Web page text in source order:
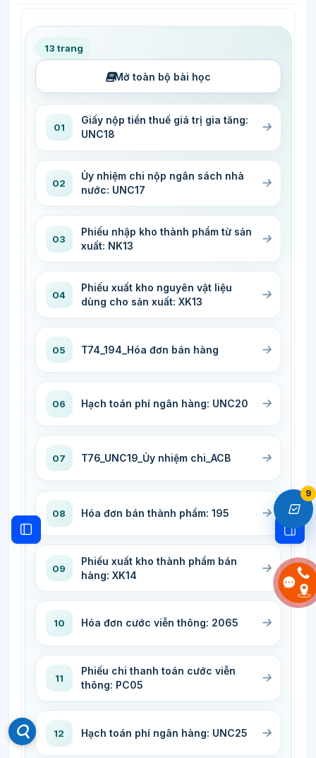
9
Mở chỉ số ngăn của khóa học Mở
13 trang
Mở toàn bộ bài học
01
Giấy nộp tiền thuế giá trị gia tăng:
UNC18
02
Ủy nhiệm chi nộp ngân sách nhà
nước: UNC17
03
Phiếu nhập kho thành phẩm từ sản
xuất: NK13
04
Phiếu xuất kho nguyên vật liệu
dùng cho sản xuất: XK13
05 T74_194_Hóa đơn bán hàng
06 Hạch toán phí ngân hàng: UNC20
07 T76_UNC19_Ủy nhiệm chi_ACB
08 Hóa đơn bán thành phẩm: 195
09
Phiếu xuất kho thành phẩm bán
hàng: XK14
10 Hóa đơn cước viễn thông: 2065
11
Phiếu chi thanh toán cước viễn
thông: PC05
12 Hạch toán phí ngân hàng: UNC25